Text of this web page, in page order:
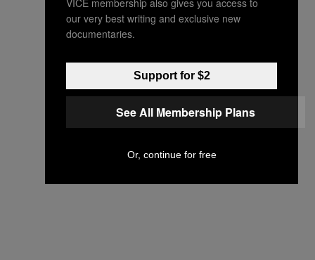
our very best writing and exclusive new
documentaries.
Support for $2
See All Membership Plans
Or, continue for free